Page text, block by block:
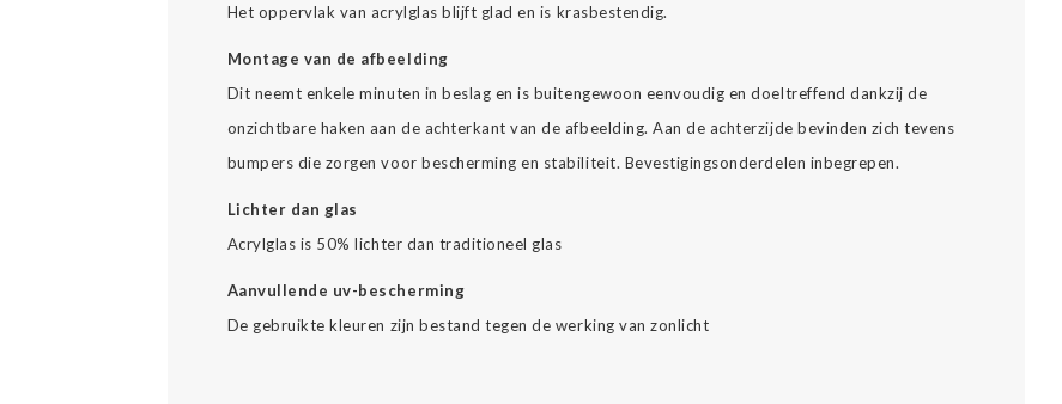
Het oppervlak van acrylglas blijft glad en is krasbestendig.
Montage van de afbeelding
Dit neemt enkele minuten in beslag en is buitengewoon eenvoudig en doeltreffend dankzij de
onzichtbare haken aan de achterkant van de afbeelding. Aan de achterzijde bevinden zich tevens
bumpers die zorgen voor bescherming en stabiliteit. Bevestigingsonderdelen inbegrepen.
Lichter dan glas
Acrylglas is 50% lichter dan traditioneel glas
Aanvullende uv-bescherming
De gebruikte kleuren zijn bestand tegen de werking van zonlicht